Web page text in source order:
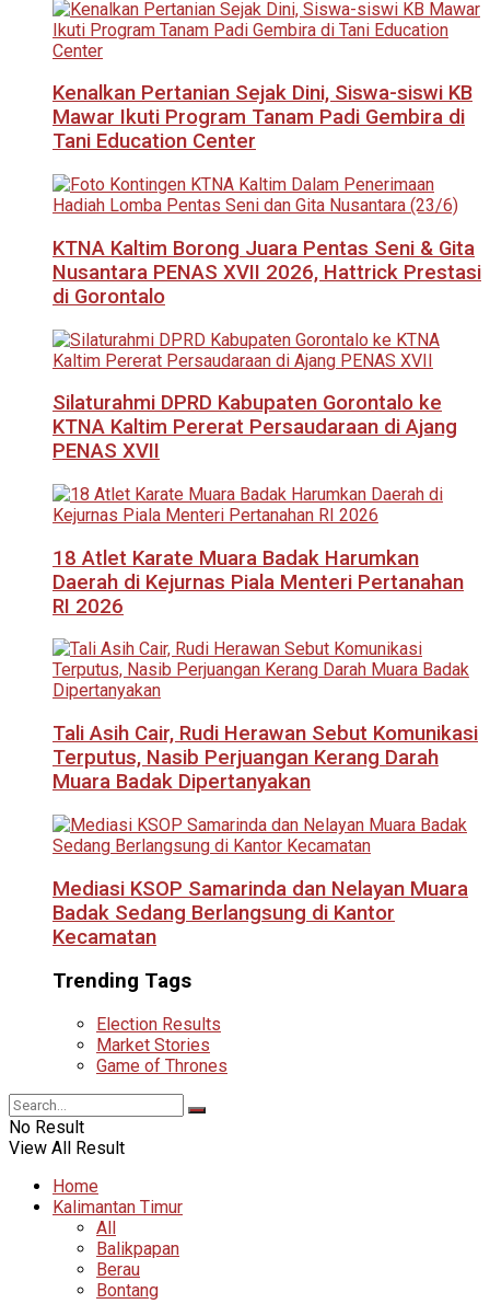
Kenalkan Pertanian Sejak Dini, Siswa-siswi KB
Mawar Ikuti Program Tanam Padi Gembira di
Tani Education Center
KTNA Kaltim Borong Juara Pentas Seni & Gita
Nusantara PENAS XVII 2026, Hattrick Prestasi
di Gorontalo
Silaturahmi DPRD Kabupaten Gorontalo ke
KTNA Kaltim Pererat Persaudaraan di Ajang
PENAS XVII
18 Atlet Karate Muara Badak Harumkan
Daerah di Kejurnas Piala Menteri Pertanahan
RI 2026
Tali Asih Cair, Rudi Herawan Sebut Komunikasi
Terputus, Nasib Perjuangan Kerang Darah
Muara Badak Dipertanyakan
Mediasi KSOP Samarinda dan Nelayan Muara
Badak Sedang Berlangsung di Kantor
Kecamatan
Trending Tags
Election Results
Market Stories
Game of Thrones
No Result
View All Result
Home
Kalimantan Timur
All
Balikpapan
Berau
Bontang